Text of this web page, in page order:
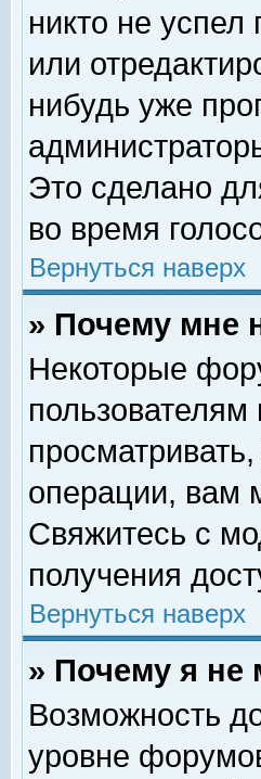
никто не успел
или
нибудь уже
Это сделано
во время
Вернуться наверх
» Почему мне
Некоторые
операции, вам
Свяжитесь с
получения
Вернуться наверх
» Почему я не
Возможность
уровне